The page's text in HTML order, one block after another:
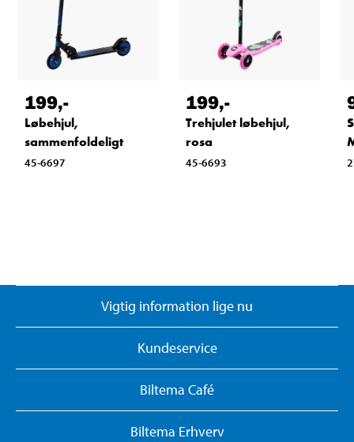
199,-
Løbehjul,
sammenfoldeligt
45-6697
199,-
Trehjulet løbehjul,
rosa
45-6693
Vigtig information lige nu
Kundeservice
Biltema Café
Biltema Erhverv